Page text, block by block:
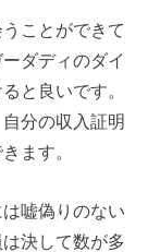
ことができて
ダディのダイ
と良いです。
分の収入証明
ます。
嘘偽りのない
決して数が多